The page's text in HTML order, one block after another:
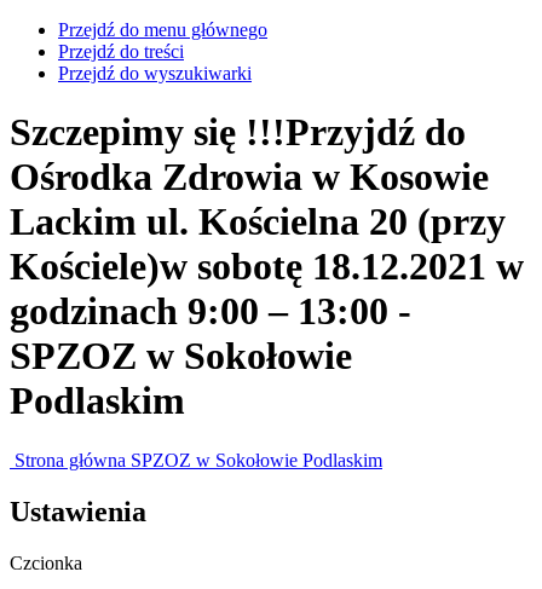
Przejdź do menu głównego
Przejdź do treści
Przejdź do wyszukiwarki
Szczepimy się !!!Przyjdź do
Ośrodka Zdrowia w Kosowie
Lackim ul. Kościelna 20 (przy
Kościele)w sobotę 18.12.2021 w
godzinach 9:00 – 13:00 -
SPZOZ w Sokołowie
Podlaskim
Strona główna SPZOZ w Sokołowie Podlaskim
Ustawienia
Czcionka